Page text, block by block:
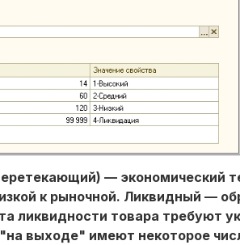
— экономический
к рыночной. Ликвидный —
товара требуют
выходе" имеют некоторое